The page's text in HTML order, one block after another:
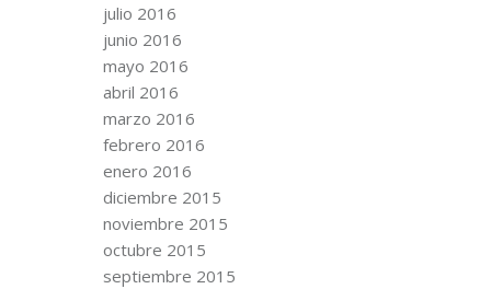
julio 2016
junio 2016
mayo 2016
abril 2016
marzo 2016
febrero 2016
enero 2016
diciembre 2015
noviembre 2015
octubre 2015
septiembre 2015